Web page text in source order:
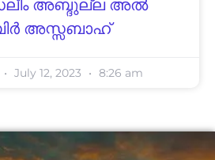
അ​ബ്ദു​ല്ല അ​ൽ
അ​സ്സ​ബാ​ഹ്
July 12, 2023 8:26 am